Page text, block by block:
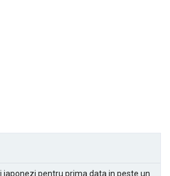
japonezi pentru prima data in peste un